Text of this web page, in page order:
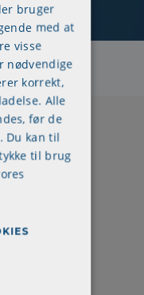
venligst
bruger
med at
visse
nødvendige
korrekt,
Alle
før de
Du kan til
til brug